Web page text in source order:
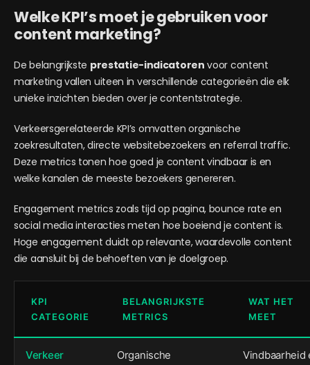
Welke KPI’s moet je gebruiken voor
content marketing?
De belangrijkste prestatie-indicatoren voor content
marketing vallen uiteen in verschillende categorieën die elk
unieke inzichten bieden over je contentstrategie.
Verkeersgerelateerde KPI’s omvatten organische
zoekresultaten, directe websitebezoekers en referral traffic.
Deze metrics tonen hoe goed je content vindbaar is en
welke kanalen de meeste bezoekers genereren.
Engagement metrics zoals tijd op pagina, bounce rate en
social media interacties meten hoe boeiend je content is.
Hoge engagement duidt op relevante, waardevolle content
die aansluit bij de behoeften van je doelgroep.
KPI
CATEGORIE
BELANGRIJKSTE
METRICS
WAT HET
MEET
Verkeer
Organische
Vindbaarheid